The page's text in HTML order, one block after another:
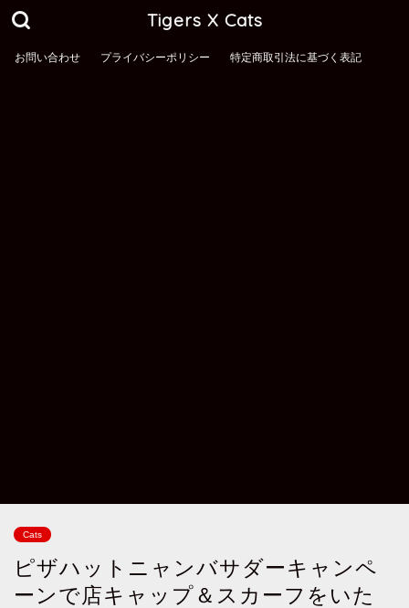
Tigers X Cats
お問い合わせ プライバシーポリシー 特定商取引法に基づく表記
Cats
ピザハットニャンバサダーキャンペ
ーンで店キャップ＆スカーフをいた